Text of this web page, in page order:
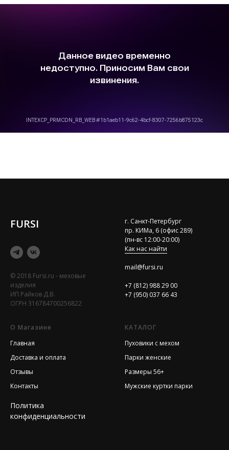
FURSI
© 2018 Fursi.ru - меховые
изделия
ИП Райков Д.В.
ОГРН 316784700256822
г. Санкт-Петербург
пр. КИМа, 6 (офис 289)
(пн-вс 12:00-20:00)
Как нас найти
mail@fursi.ru
+7 (812) 988 29 00
+7 (950) 037 66 43
О Магазине
Главная
Доставка и оплата
Отзывы
Контакты
Политика
конфиденциальности
КАТАЛОГ
Пуховики с мехом
Парки женские
Размеры 56+
Мужские куртки парки